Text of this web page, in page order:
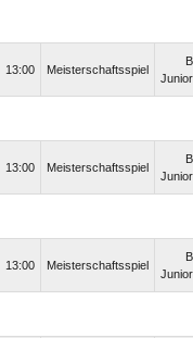
13:00 Meisterschaftsspiel
13:00 Meisterschaftsspiel
13:00 Meisterschaftsspiel